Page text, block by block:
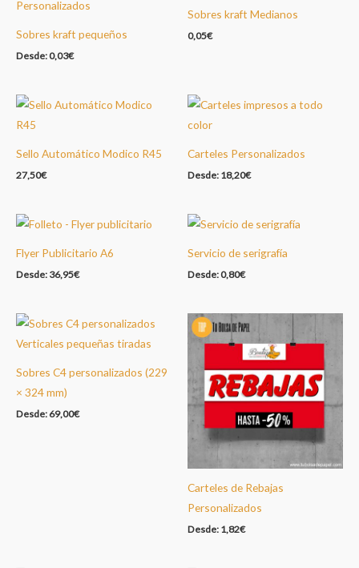
Sobres kraft pequeños
Desde:0,03€
Sobres kraft Medianos
0,05€
Sello Automático Modico R45
27,50€
Carteles Personalizados
Desde: 18,20€
Flyer Publicitario A6
Desde: 36,95€
Servicio de serigrafía
Desde:0,80€
Sobres C4 personalizados (229
× 324 mm)
Desde: 69,00€
Carteles de Rebajas
Personalizados
Desde: 1,82€